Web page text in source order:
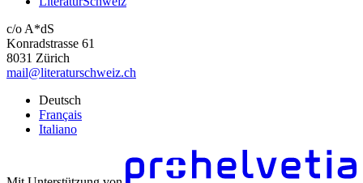
c/o A*dS
Konradstrasse 61
8031 Zürich
mail@literaturschweiz.ch
Deutsch
Français
Italiano